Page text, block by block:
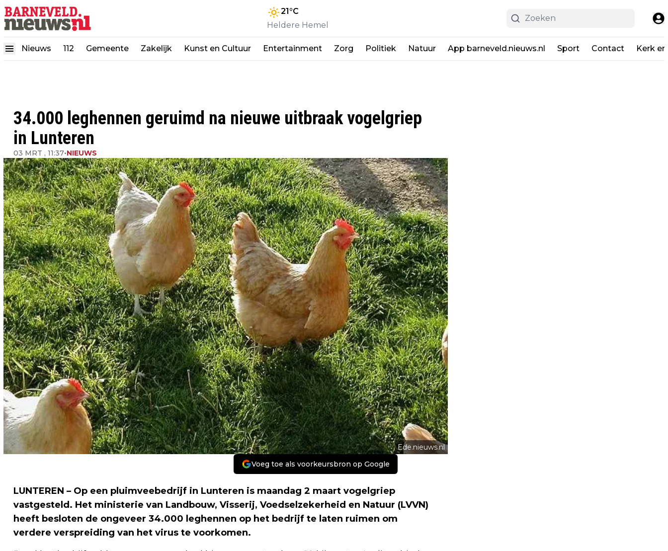
21°C
Heldere Hemel
Nieuws 112 Gemeente Zakelijk Kunst en Cultuur Entertainment Zorg Politiek Natuur App barneveld.nieuws.nl Sport Contact Kerk
34.000 leghennen geruimd na nieuwe uitbraak vogelgriep
in Lunteren
03 MRT , 11:37•NIEUWS
Ede.nieuws.nl
Voeg toe als voorkeursbron op Google
LUNTEREN – Op een pluimveebedrijf in Lunteren is maandag 2 maart vogelgriep
vastgesteld. Het ministerie van Landbouw, Visserij, Voedselzekerheid en Natuur (LVVN)
heeft besloten de ongeveer 34.000 leghennen op het bedrijf te laten ruimen om
verdere verspreiding van het virus te voorkomen.